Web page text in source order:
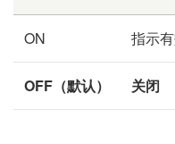
ON 指示
OFF（默认） 关闭